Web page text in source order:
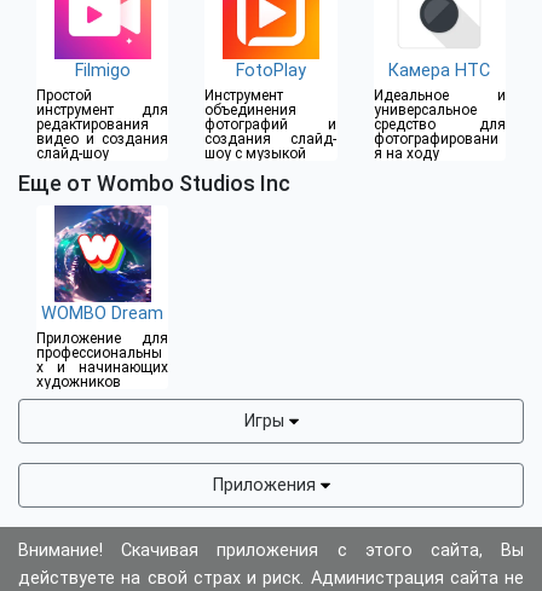
Filmigo
Простой
инструмент для
редактирования
видео и создания
слайд-шоу
FotoPlay
Инструмент
объединения
фотографий и
создания слайд-
шоу с музыкой
Камера HTC
Идеальное и
универсальное
средство для
фотографировани
я на ходу
Еще от Wombo Studios Inc
WOMBO Dream
Приложение для
профессиональны
х и начинающих
художников
Игры
Приложения
Внимание! Скачивая приложения с этого сайта, Вы
действуете на свой страх и риск. Администрация сайта не